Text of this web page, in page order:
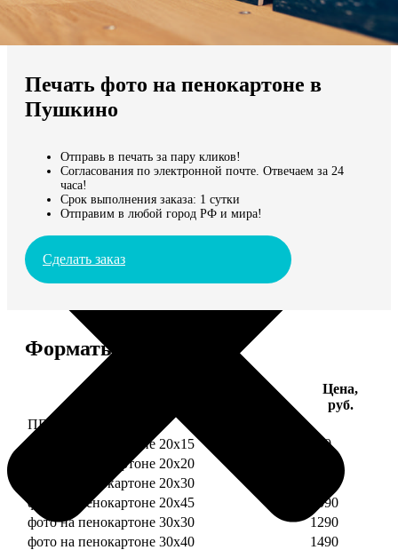
Мы доставляем по всему миру
Продолжить без города
Печать фото на пенокартоне в
Пушкино
Отправь в печать за пару кликов!
Согласования по электронной почте. Отвечаем за 24
часа!
Срок выполнения заказа: 1 сутки
Отправим в любой город РФ и мира!
Сделать заказ
Форматы и цены
Цена,
руб.
ПЕНОКАРТОН
фото на пенокартоне 20х15
690
фото на пенокартоне 20х20
фото на пенокартоне 20х30
фото на пенокартоне 20х45
1090
фото на пенокартоне 30х30
1290
фото на пенокартоне 30х40
1490